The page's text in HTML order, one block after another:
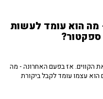
- מה הוא עומד לעשות
ספקטור?
הקווים. אז בפעם האחרונה - מה
הוא עצמו עומד לקבל ביקורת